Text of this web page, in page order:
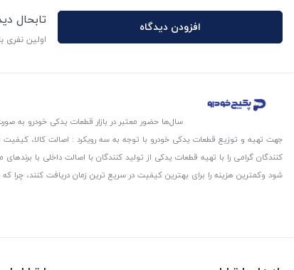
افزودن دیدگاه تابحال
اولین
سال‌ها حضور معتبر در بازار قطعات یدکی خودرو به
جهت تهیه و توزیع قطعات یدکی خودرو با توجه به سه رویکرد : اصالت کالا،
کنندگان گرامی را با تهیه قطعات یدکی از تولید کنندگان با اصالت داخلی با
شود و‌کمترین هزینه را برای بهترین کیفیت در سریع ترین زمان دریافت کنند،